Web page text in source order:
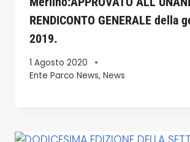
RENDICONTO GENERALE della
2019.
1 Agosto 2020
Ente Parco News, News